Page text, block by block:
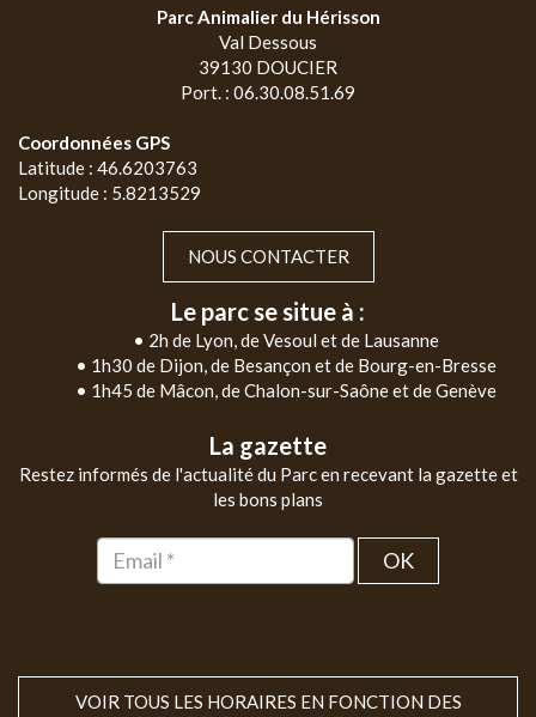
Parc Animalier du Hérisson
Val Dessous
39130 DOUCIER
Port. : 06.30.08.51.69
Coordonnées GPS
Latitude : 46.6203763
Longitude : 5.8213529
NOUS CONTACTER
Le parc se situe à :
• 2h de Lyon, de Vesoul et de Lausanne
• 1h30 de Dijon, de Besançon et de Bourg-en-Bresse
• 1h45 de Mâcon, de Chalon-sur-Saône et de Genève
La gazette
Restez informés de l'actualité du Parc en recevant la gazette et
les bons plans
OK
VOIR TOUS LES HORAIRES EN FONCTION DES